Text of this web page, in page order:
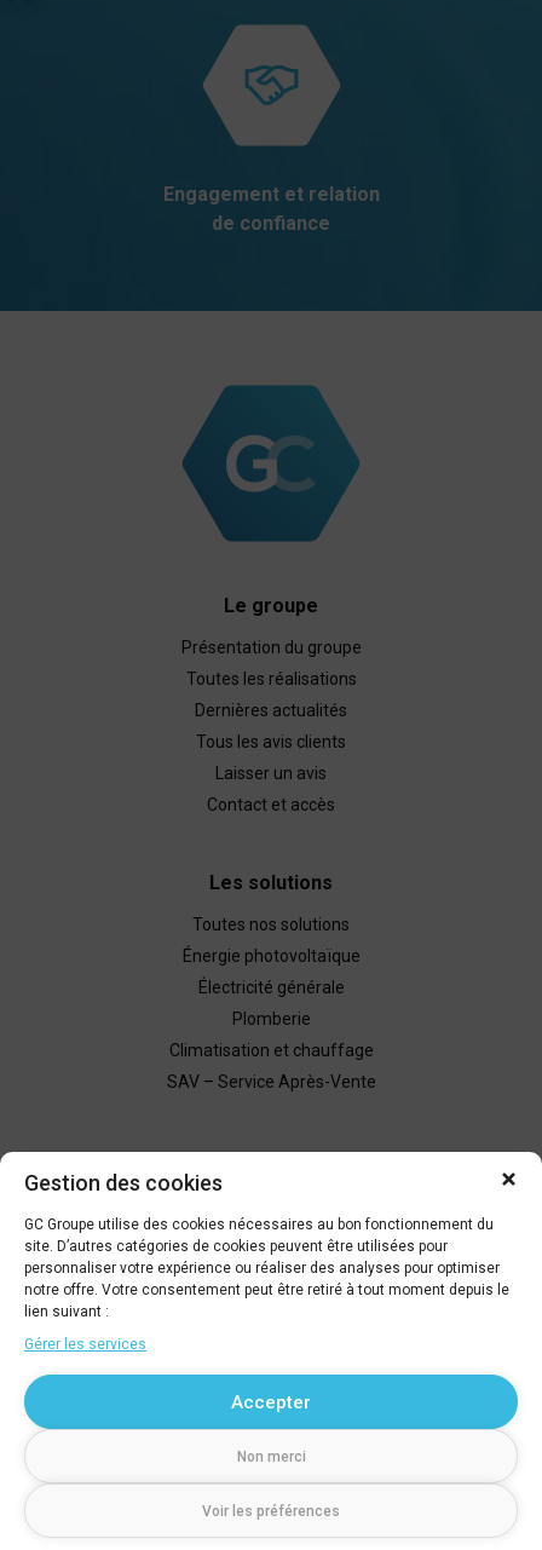
Gestion des cookies
GC Groupe utilise des cookies nécessaires au bon fonctionnement du
site. D’autres catégories de cookies peuvent être utilisées pour
personnaliser votre expérience ou réaliser des analyses pour optimiser
notre offre. Votre consentement peut être retiré à tout moment depuis le
lien suivant :
Gérer les services
Accepter
Non merci
Voir les préférences
Engagement et relation
de confiance
Le groupe
Présentation du groupe
Toutes les réalisations
Dernières actualités
Tous les avis clients
Laisser un avis
Contact et accès
Les solutions
Toutes nos solutions
Énergie photovoltaïque
Électricité générale
Plomberie
Climatisation et chauffage
SAV – Service Après-Vente
Demande de devis
Être rappelé
© GC Groupe
790 rue de la Marbrerie - 34740 Vendargues
Tél. : 04 67 79 66 09
Mentions légales
RGPD – Politique de confidentialité Crédits